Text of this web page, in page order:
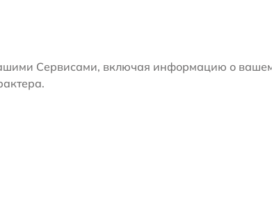
Сервисами, включая информацию о вашем